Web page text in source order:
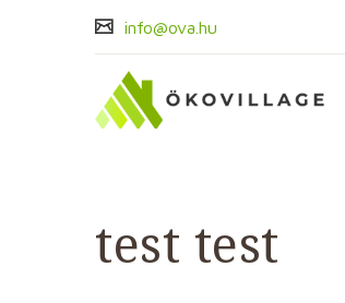
info@ova.hu
test test